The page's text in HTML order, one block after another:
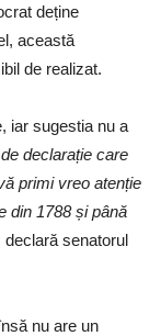
deține
această
de realizat.
iar sugestia nu a
declarație care
primi vreo atenție
din 1788 și până
declară senatorul
nu are un